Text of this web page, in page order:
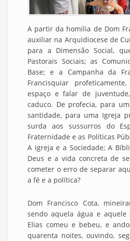
A partir da homilia de Dom
auxiliar na Arquidiocese de
para a Dimensão Social,
Pastorais Sociais; as
Base; e a Campanha da
Francisquiar
espaço e falar de
caduco. De profecia, para
santidade, para uma Igreja
surda aos sussurros do
Fraternidade e as Políticas
A Igreja e a Sociedade; A
Deus e a vida concreta de
cometer o erro de separar
a fé e a política?
Dom Francisco Cota,
sendo aquela água e aquele
Elias comeu e bebeu, e
quarenta noites, ouvindo,